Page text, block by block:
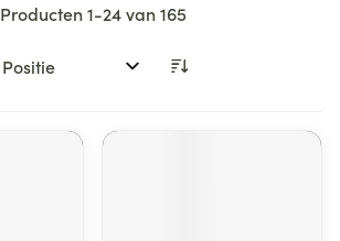
Producten1-24van165
Sorteer op: